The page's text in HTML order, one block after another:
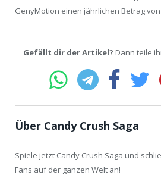
GenyMotion einen jährlichen Betrag
Gefällt dir der Artikel? Dann teile
Über Candy Crush Saga
Spiele jetzt Candy Crush Saga und
Fans auf der ganzen Welt an!